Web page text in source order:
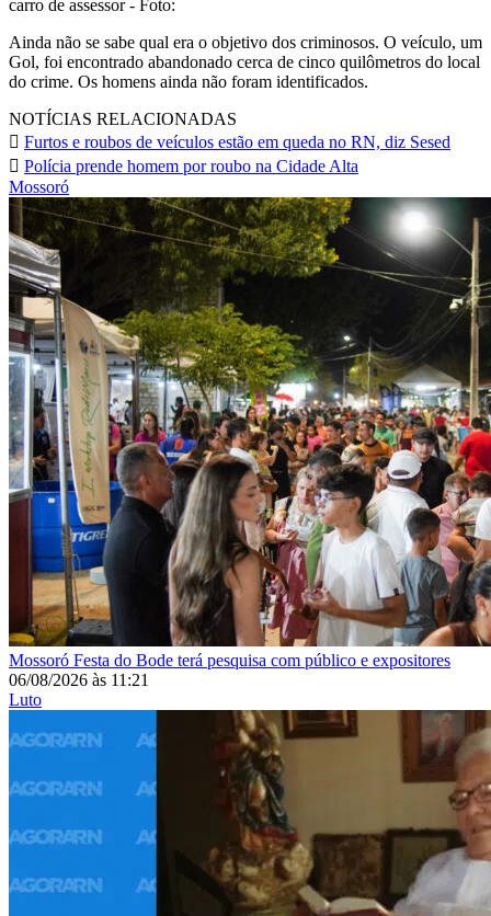
carro de assessor - Foto:
Ainda não se sabe qual era o objetivo dos criminosos. O veículo, um
Gol, foi encontrado abandonado cerca de cinco quilômetros do local
do crime. Os homens ainda não foram identificados.
NOTÍCIAS RELACIONADAS
Furtos e roubos de veículos estão em queda no RN, diz Sesed
Polícia prende homem por roubo na Cidade Alta
Mossoró
Mossoró Festa do Bode terá pesquisa com público e expositores
06/08/2026 às 11:21
Luto